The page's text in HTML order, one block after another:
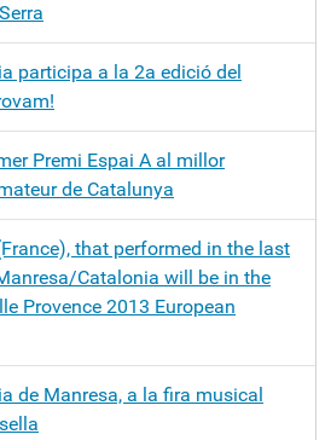
participa a la 2a edició del
Premi Espai A al millor
de Catalunya
that performed in the last
Catalonia will be in the
Provence 2013 European
de Manresa, a la fira musical